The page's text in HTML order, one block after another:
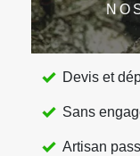
Devis et
Sans
Artisan